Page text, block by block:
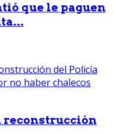
que le paguen
reconstrucción